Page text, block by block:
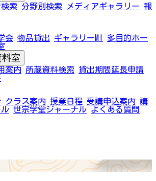
索 分野別検索 メディアギャラリー 報
会 物品貸出 ギャラリーMI
多目的ホー
料室
案内 所蔵資料検索
貸出期間延長申請
クラス案内 授業日程 受講申込案内 講
世宗学堂ジャーナル よくある質問